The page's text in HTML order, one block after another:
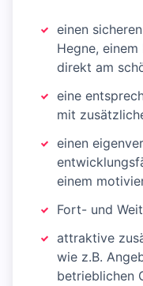
einen
Hegne,
direkt am
eine
mit
einen
einem
Fort- und
attraktive
wie z.B.
betrieblichen